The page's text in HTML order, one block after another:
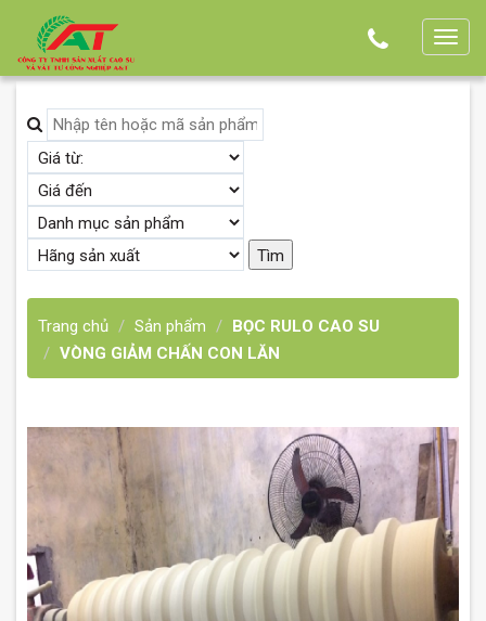
T
n
Trang chủ Sản phẩm
BỌC RULO CAO SU
VÒNG GIẢM CHẤN CON LĂN